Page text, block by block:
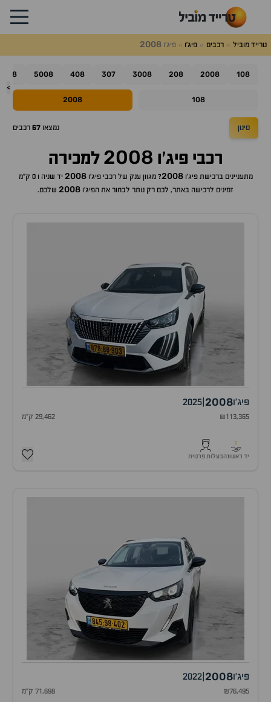
טרייד מוביל רכבים פיג'ו פיג'ו2008
>
108
2008
208
3008
307
408
5008
508
108
2008
סינון נמצאו 67 רכבים
רכבי פיג'ו 2008 למכירה
מתעניינים ברכישתפיג'ו2008? מגוון ענק של רכביפיג'ו2008
יד שניה ו 0 ק"מ
זמינים לרכישה באתר, לכם רק נותר לבחור את הפיג'ו 2008 שלכם.
פיג'ו2008
2025
₪113,365 29,462 ק"מ
1
יד ראשונהבעלות פרטית
פיג'ו2008
2022
₪76,495 71,698 ק"מ